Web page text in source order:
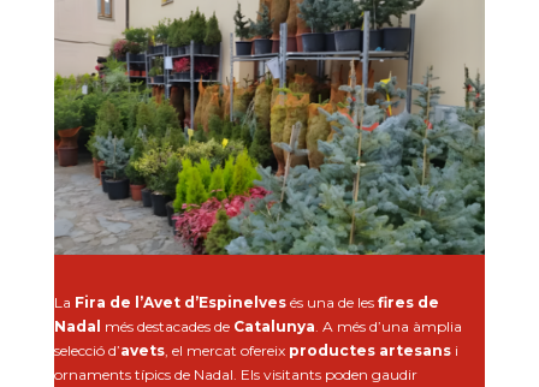
La Fira de l’Avet d’Espinelvesés una de les fires de
Nadal més destacades de Catalunya . A més d’una àmplia
selecció d’avets, el mercat ofereix productes artesansi
ornaments típics de Nadal. Els visitants poden gaudir